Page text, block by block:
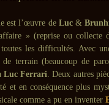
est l’œuvre de Luc&
» (reprise ou collecte
les difficultés. Avec
de terrain (beaucoup de
Luc Ferrari. Deux autres
et en conséquence plus
comme a pu en inventer